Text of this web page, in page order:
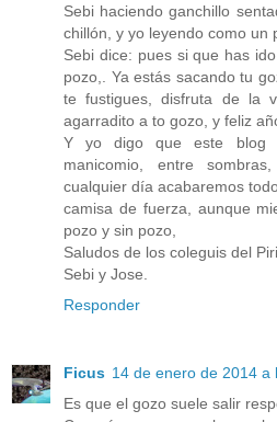
Sebi haciendo ganchillo
chillón, y yo leyendo como un
Sebi dice: pues si que has
pozo,. Ya estás sacando tu
te fustigues, disfruta de la
agarradito a to gozo, y feliz
Y yo digo que este blog
manicomio, entre
cualquier día acabaremos
camisa de fuerza, aunque
pozo y sin pozo,
Saludos de los coleguis del Piri.
Sebi y Jose.
Responder
Ficus 14 de enero de 2014 a
Es que el gozo suele salir